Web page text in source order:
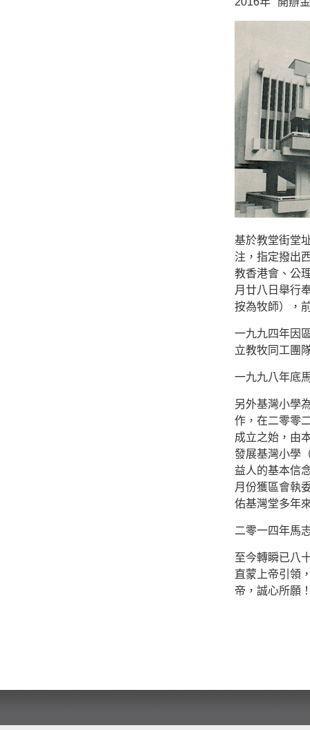
基於教堂街堂
注，指定撥出
教香港會、公
月廿八日舉行
按為牧師），
一九九四年因
立教牧同工團
一九九八年底
另外基灣小學
作，在二零零
成立之始，由
發展基灣小學
益人的基本信
月份獲區會執
佑基灣堂多年
二零一四年馬
至今轉瞬已八
直蒙上帝引領
帝，誠心所願